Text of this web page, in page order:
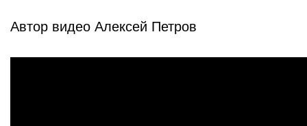
Автор видео Алексей Петров